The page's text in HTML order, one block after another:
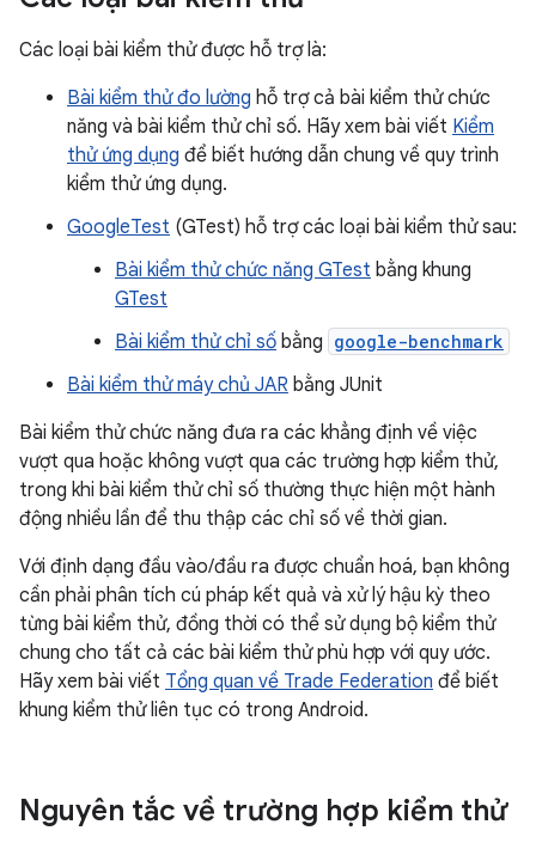
Các loại bài kiểm thử được hỗ trợ là:
Bài kiểm thử đo lường hỗ trợ cả bài kiểm thử chức
năng và bài kiểm thử chỉ số. Hãy xem bài viết Kiểm
thử ứng dụng để biết hướng dẫn chung về quy trình
kiểm thử ứng dụng.
GoogleTest (GTest) hỗ trợ các loại bài kiểm thử sau:
Bài kiểm thử chức năng GTest bằng khung
GTest
Bài kiểm thử chỉ số bằng google-benchmark
Bài kiểm thử máy chủ JAR bằng JUnit
Bài kiểm thử chức năng đưa ra các khẳng định về việc
vượt qua hoặc không vượt qua các trường hợp kiểm thử,
trong khi bài kiểm thử chỉ số thường thực hiện một hành
động nhiều lần để thu thập các chỉ số về thời gian.
Với định dạng đầu vào/đầu ra được chuẩn hoá, bạn không
cần phải phân tích cú pháp kết quả và xử lý hậu kỳ theo
từng bài kiểm thử, đồng thời có thể sử dụng bộ kiểm thử
chung cho tất cả các bài kiểm thử phù hợp với quy ước.
Hãy xem bài viết Tổng quan về Trade Federation để biết
khung kiểm thử liên tục có trong Android.
Nguyên tắc về trường hợp kiểm thử